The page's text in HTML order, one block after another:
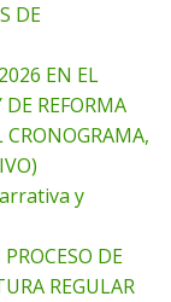
DE
EN EL
REFORMA
y
DE
REGULAR